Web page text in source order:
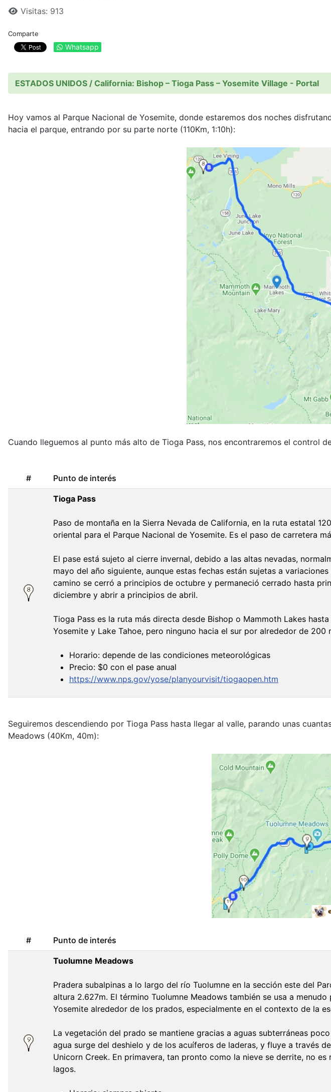
Visitas: 913
Comparte
Whatsapp
ESTADOS UNIDOS / California: Bishop – Tioga Pass – Yosemite Village - Portal
Hoy vamos al Parque Nacional de Yosemite, donde estaremos dos noches
hacia el parque, entrando por su parte norte (110Km, 1:10h):
Cuando lleguemos al punto más alto de Tioga Pass, nos encontraremos el control
# Punto de interés
Tioga Pass
Paso de montaña en la Sierra Nevada de California, en la ruta estatal
oriental para el Parque Nacional de Yosemite. Es el paso de carretera
El pase está sujeto al cierre invernal, debido a las altas nevadas,
mayo del año siguiente, aunque estas fechas están sujetas a
camino se cerró a principios de octubre y permaneció cerrado hasta
diciembre y abrir a principios de abril.
Tioga Pass es la ruta más directa desde Bishop o Mammoth Lakes
Yosemite y Lake Tahoe, pero ninguno hacia el sur por alrededor de
Horario: depende de las condiciones meteorológicas
Precio: $0 con el pase anual
https://www.nps.gov/yose/planyourvisit/tiogaopen.htm
Seguiremos descendiendo por Tioga Pass hasta llegar al valle, parando unas
Meadows (40Km, 40m):
# Punto de interés
Tuolumne Meadows
Pradera subalpinas a lo largo del río Tuolumne en la sección este del
altura 2.627m. El término Tuolumne Meadows también se usa a
Yosemite alrededor de los prados, especialmente en el contexto de la
La vegetación del prado se mantiene gracias a aguas subterráneas
agua surge del deshielo y de los acuíferos de laderas, y fluye a través
Unicorn Creek. En primavera, tan pronto como la nieve se derrite, no
lagos.